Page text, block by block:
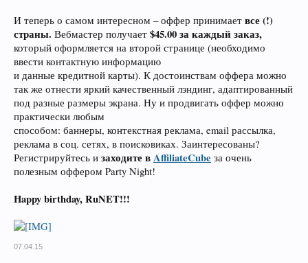
И теперь о самом интересном – оффер принимает все (!)
страны. Вебмастер получает $45.00 за каждый заказ,
который оформляется на второй странице (необходимо
ввести контактную информацию
и данные кредитной карты). К достоинствам оффера можно
так же отнести яркий качественный лэндинг, адаптированный
под разные размеры экрана. Ну и продвигать оффер можно
практически любым
способом: баннеры, контекстная реклама, email рассылка,
реклама в соц. сетях, в поисковиках. Заинтересованы?
Регистрируйтесь и заходите вAffiliateCube за очень
полезным оффером Party Night!
Happy birthday, RuNET!!!
07.04.15